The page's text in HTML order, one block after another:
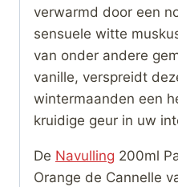
verwarmd door een
sensuele witte
van onder andere
vanille, verspreidt
wintermaanden een
kruidige geur in uw
De Navulling 200ml
Orange de Cannelle